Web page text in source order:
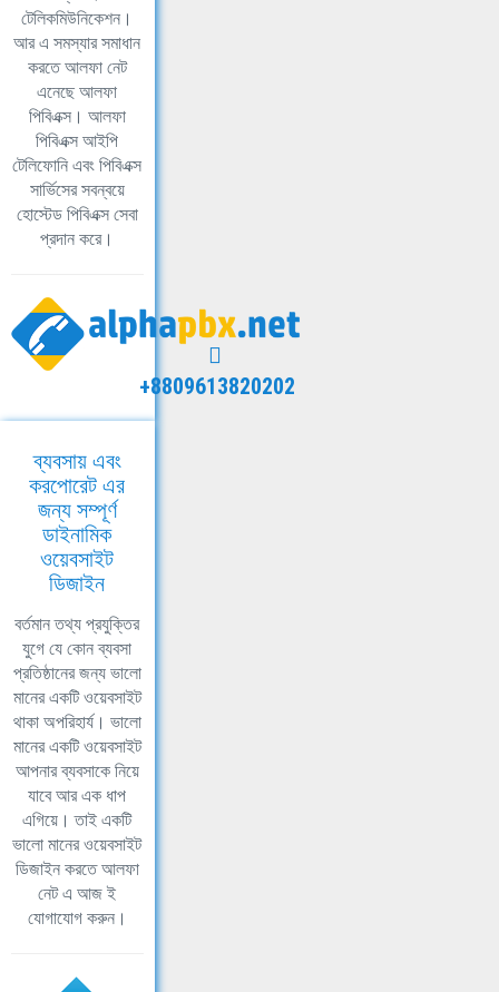
টেলিকমিউনিকেশন।
আর এ সমস্যার সমাধান
করতে আলফা নেট
এনেছে আলফা
পিবিএক্স। আলফা
পিবিএক্স আইপি
টেলিফোনি এবং পিবিএক্স
সার্ভিসের সবন্বয়ে
হোস্টেড পিবিএক্স সেবা
প্রদান করে।
+8809613820202
ব্যবসায় এবং
করপোরেট এর
জন্য সম্পূর্ণ
ডাইনামিক
ওয়েবসাইট
ডিজাইন
বর্তমান তথ্য প্রযুক্তির
যুগে যে কোন ব্যবসা
প্রতিষ্ঠানের জন্য ভালো
মানের একটি ওয়েবসাইট
থাকা অপরিহার্য। ভালো
মানের একটি ওয়েবসাইট
আপনার ব্যবসাকে নিয়ে
যাবে আর এক ধাপ
এগিয়ে। তাই একটি
ভালো মানের ওয়েবসাইট
ডিজাইন করতে আলফা
নেট এ আজ ই
যোগাযোগ করুন।